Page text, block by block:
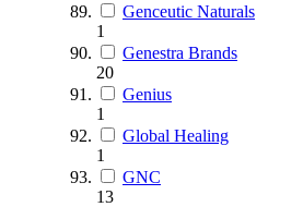
Genceutic Naturals
1
Genestra Brands
20
Genius
1
Global Healing
1
GNC
13